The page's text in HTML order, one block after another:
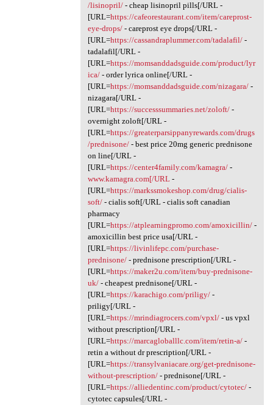
/lisinopril/- cheap lisinopril pills[/URL -
[URL=https://cafeorestaurant.com/item/careprost-
eye-drops/- careprost eye drops[/URL -
[URL=https://cassandraplummer.com/tadalafil/-
tadalafil[/URL -
[URL=https://momsanddadsguide.com/product/lyr
ica/- order lyrica online[/URL -
[URL=https://momsanddadsguide.com/nizagara/-
nizagara[/URL -
[URL=https://successsummaries.net/zoloft/-
overnight zoloft[/URL -
[URL=https://greaterparsippanyrewards.com/drugs
/prednisone/- best price 20mg generic prednisone
on line[/URL -
[URL=https://center4family.com/kamagra/-
www.kamagra.com[/URL-
[URL=https://markssmokeshop.com/drug/cialis-
soft/- cialis soft[/URL - cialis soft canadian
pharmacy
[URL=https://atplearningpromo.com/amoxicillin/-
amoxicillin best price usa[/URL -
[URL=https://livinlifepc.com/purchase-
prednisone/- prednisone prescription[/URL -
[URL=https://maker2u.com/item/buy-prednisone-
uk/- cheapest prednisone[/URL -
[URL=https://karachigo.com/priligy/-
priligy[/URL -
[URL=https://mrindiagrocers.com/vpxl/- us vpxl
without prescription[/URL -
[URL=https://marcagloballlc.com/item/retin-a/-
retin a without dr prescription[/URL -
[URL=https://transylvaniacare.org/get-prednisone-
without-prescription/- prednisone[/URL -
[URL=https://alliedentinc.com/product/cytotec/-
cytotec capsules[/URL -